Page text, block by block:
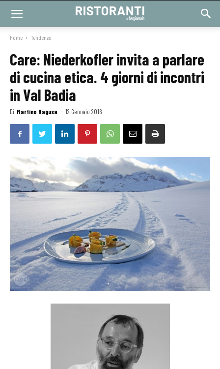
Home Tendenze
Care: Niederkofler invita a parlare
di cucina etica. 4 giorni di incontri
in Val Badia
Di Martino Ragusa - 12 Gennaio 2016